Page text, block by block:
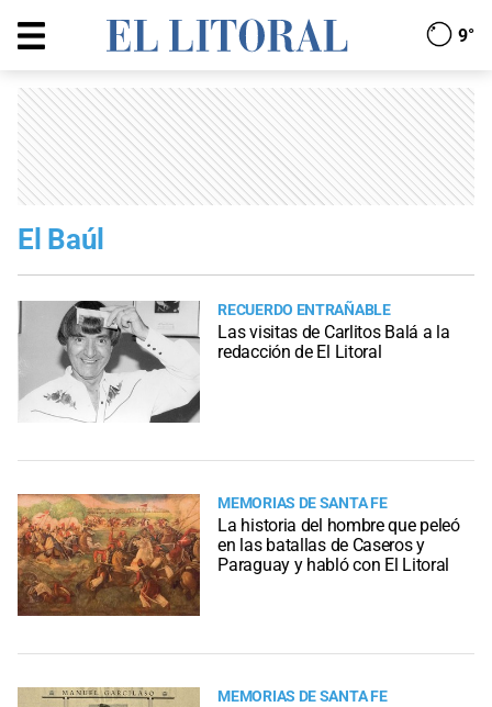
9°
El Baúl
RECUERDO ENTRAÑABLE
Las visitas de Carlitos Balá a la
redacción de El Litoral
MEMORIAS DE SANTA FE
La historia del hombre que peleó
en las batallas de Caseros y
Paraguay y habló con El Litoral
MEMORIAS DE SANTA FE